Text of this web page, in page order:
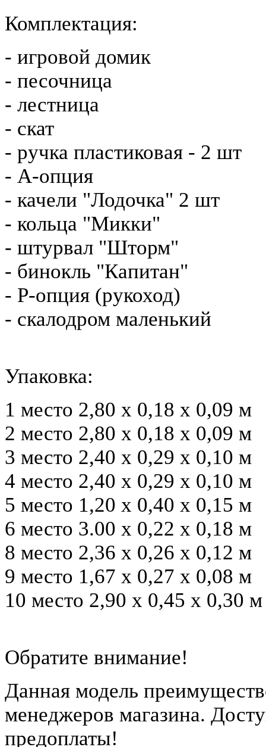
Комплектация:
- игровой домик
- песочница
- лестница
- скат
- ручка пластиковая - 2 шт
- А-опция
- качели "Лодочка" 2 шт
- кольца "Микки"
- штурвал "Шторм"
- бинокль "Капитан"
- Р-опция (рукоход)
- скалодром маленький
Упаковка:
1 место 2,80 х 0,18 х 0,09 м
2 место 2,80 х 0,18 х 0,09 м
3 место 2,40 х 0,29 х 0,10 м
4 место 2,40 х 0,29 х 0,10 м
5 место 1,20 х 0,40 х 0,15 м
6 место 3.00 х 0,22 х 0,18 м
8 место 2,36 х 0,26 х 0,12 м
9 место 1,67 х 0,27 х 0,08 м
10 место 2,90 х 0,45 х 0,30 м
Обратите внимание!
Данная модель
менеджеров магазина.
предоплаты!